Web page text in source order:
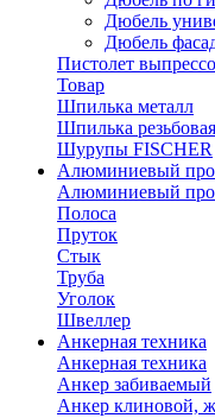
Дюбель
Дюбель
Пистолет
Товар
Шпилька металл
Шпилька резьбовая
Шурупы FISCHER
Алюминиевый
Алюминиевый
Полоса
Пруток
Стык
Труба
Уголок
Швеллер
Анкерная техника
Анкерная техника
Анкер забиваемый
Анкер клиновой,